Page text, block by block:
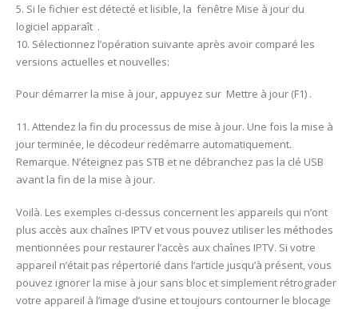
5. Si le fichier est détecté et lisible, la fenêtre Mise à jour du
logiciel apparaît .
10. Sélectionnez l’opération suivante après avoir comparé les
versions actuelles et nouvelles:
Pour démarrer la mise à jour, appuyez sur Mettre à jour (F1) .
11. Attendez la fin du processus de mise à jour. Une fois la mise à
jour terminée, le décodeur redémarre automatiquement.
Remarque. N’éteignez pas STB et ne débranchez pas la clé USB
avant la fin de la mise à jour.
Voilà. Les exemples ci-dessus concernent les appareils qui n’ont
plus accès aux chaînes IPTV et vous pouvez utiliser les méthodes
mentionnées pour restaurer l’accès aux chaînes IPTV. Si votre
appareil n’était pas répertorié dans l’article jusqu’à présent, vous
pouvez ignorer la mise à jour sans bloc et simplement rétrograder
votre appareil à l’image d’usine et toujours contourner le blocage